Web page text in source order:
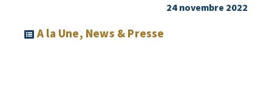
24 novembre 2022
A la Une, News & Presse